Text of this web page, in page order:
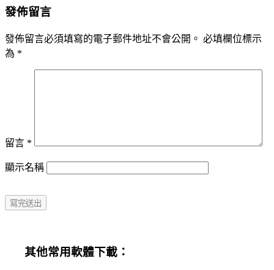
發佈留言
發佈留言必須填寫的電子郵件地址不會公開。 必填欄位標示
為 *
留言 *
顯示名稱
其他常用軟體下載：